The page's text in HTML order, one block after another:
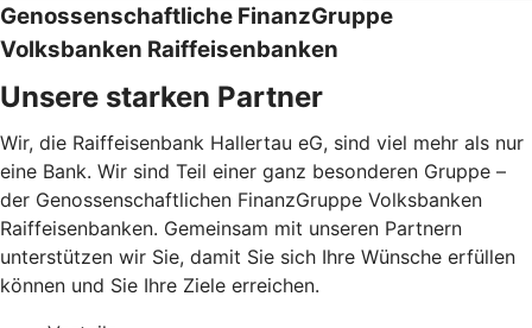
Genossenschaftliche FinanzGruppe
Volksbanken Raiffeisenbanken
Unsere starken Partner
Wir, die Raiffeisenbank Hallertau eG, sind viel mehr als nur
eine Bank. Wir sind Teil einer ganz besonderen Gruppe –
der Genossenschaftlichen FinanzGruppe Volksbanken
Raiffeisenbanken. Gemeinsam mit unseren Partnern
unterstützen wir Sie, damit Sie sich Ihre Wünsche erfüllen
können und Sie Ihre Ziele erreichen.